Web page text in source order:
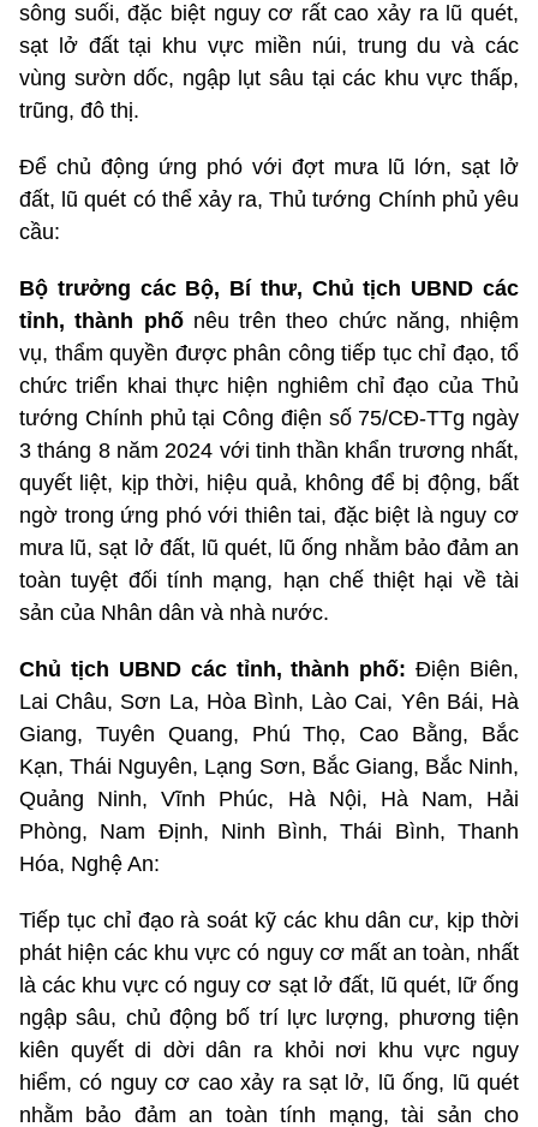
sông suối, đặc biệt nguy cơ rất cao xảy ra lũ quét,
sạt lở đất tại khu vực miền núi, trung du và các
vùng sườn dốc, ngập lụt sâu tại các khu vực thấp,
trũng, đô thị.
Để chủ động ứng phó với đợt mưa lũ lớn, sạt lở
đất, lũ quét có thể xảy ra, Thủ tướng Chính phủ yêu
cầu:
Bộ trưởng các Bộ, Bí thư, Chủ tịch UBND các
tỉnh, thành phốnêu trên theo chức năng, nhiệm
vụ, thẩm quyền được phân công tiếp tục chỉ đạo, tổ
chức triển khai thực hiện nghiêm chỉ đạo của Thủ
tướng Chính phủ tại Công điện số 75/CĐ-TTg ngày
3 tháng 8 năm 2024 với tinh thần khẩn trương nhất,
quyết liệt, kịp thời, hiệu quả, không để bị động, bất
ngờ trong ứng phó với thiên tai, đặc biệt là nguy cơ
mưa lũ, sạt lở đất, lũ quét, lũ ống nhằm bảo đảm an
toàn tuyệt đối tính mạng, hạn chế thiệt hại về tài
sản của Nhân dân và nhà nước.
Chủ tịch UBND các tỉnh, thành phố: Điện Biên,
Lai Châu, Sơn La, Hòa Bình, Lào Cai, Yên Bái, Hà
Giang, Tuyên Quang, Phú Thọ, Cao Bằng, Bắc
Kạn, Thái Nguyên, Lạng Sơn, Bắc Giang, Bắc Ninh,
Quảng Ninh, Vĩnh Phúc, Hà Nội, Hà Nam, Hải
Phòng, Nam Định, Ninh Bình, Thái Bình, Thanh
Hóa, Nghệ An:
Tiếp tục chỉ đạo rà soát kỹ các khu dân cư, kịp thời
phát hiện các khu vực có nguy cơ mất an toàn, nhất
là các khu vực có nguy cơ sạt lở đất, lũ quét, lữ ống
ngập sâu, chủ động bố trí lực lượng, phương tiện
kiên quyết di dời dân ra khỏi nơi khu vực nguy
hiểm, có nguy cơ cao xảy ra sạt lở, lũ ống, lũ quét
nhằm bảo đảm an toàn tính mạng, tài sản cho